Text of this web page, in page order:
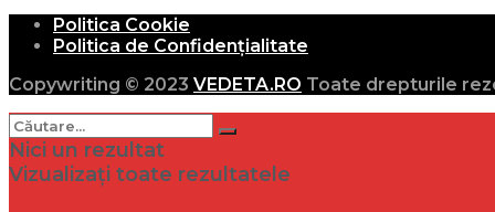
Politica Cookie
Politica de Confidențialitate
Copywriting © 2023 VEDETA.RO Toate drepturile
Nici un rezultat
Vizualizați toate rezultatele